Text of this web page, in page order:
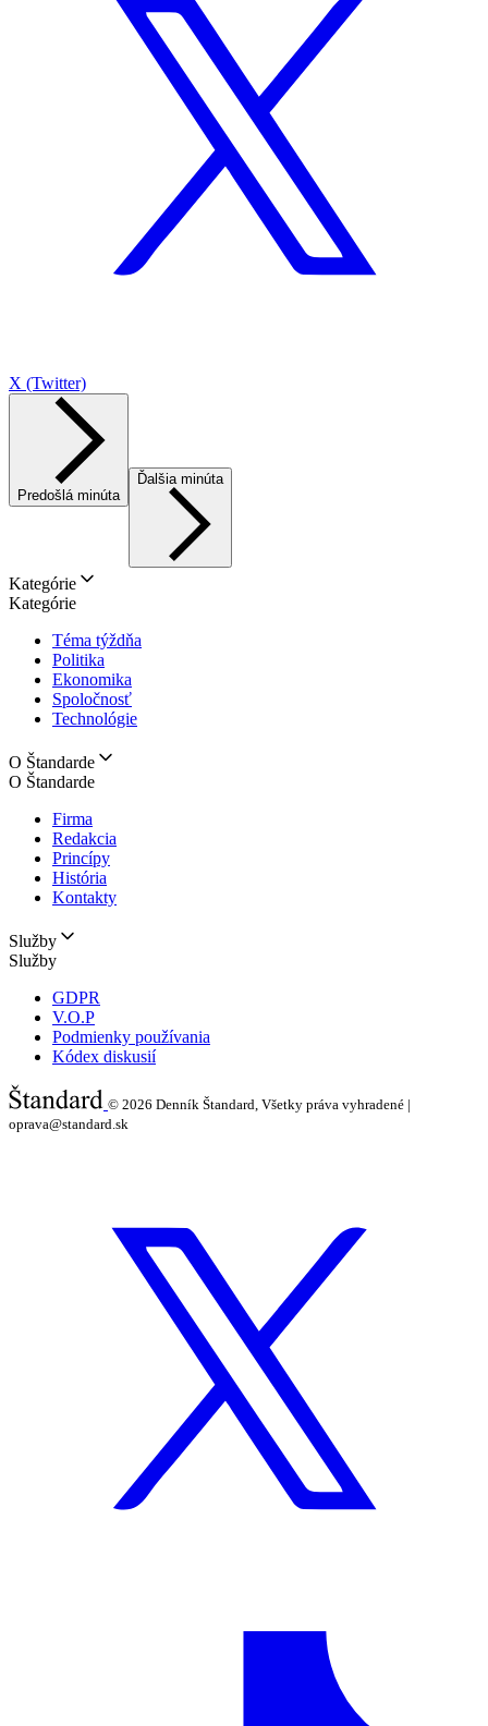
X (Twitter)
Predošlá minúta
Ďalšia minúta
Kategórie
Kategórie
Téma týždňa
Politika
Ekonomika
Spoločnosť
Technológie
O Štandarde
O Štandarde
Firma
Redakcia
Princípy
História
Kontakty
Služby
Služby
GDPR
V.O.P
Podmienky používania
Kódex diskusií
© 2026 Denník Štandard, Všetky práva vyhradené |
oprava@standard.sk